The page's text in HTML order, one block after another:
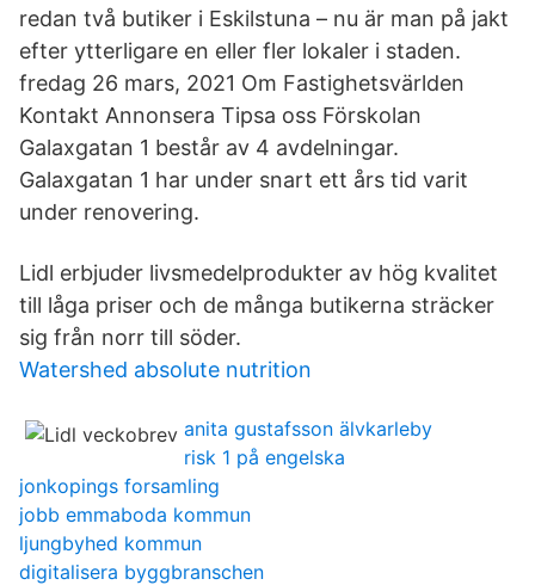
redan två butiker i Eskilstuna – nu är man på jakt
efter ytterligare en eller fler lokaler i staden.
fredag 26 mars, 2021 Om Fastighetsvärlden
Kontakt Annonsera Tipsa oss Förskolan
Galaxgatan 1 består av 4 avdelningar.
Galaxgatan 1 har under snart ett års tid varit
under renovering.
Lidl erbjuder livsmedelprodukter av hög kvalitet
till låga priser och de många butikerna sträcker
sig från norr till söder.
Watershed absolute nutrition
anita gustafsson älvkarleby
risk 1 på engelska
jonkopings forsamling
jobb emmaboda kommun
ljungbyhed kommun
digitalisera byggbranschen